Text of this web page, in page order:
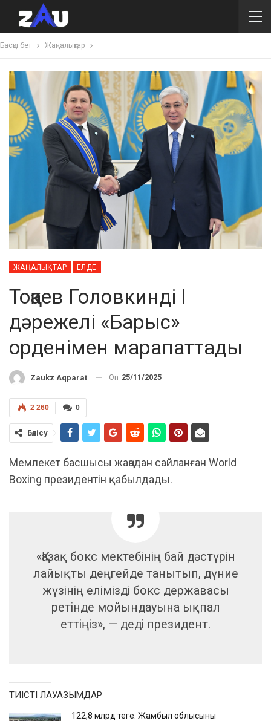
Басқы бет Жаңалықтар
ЖАҢАЛЫҚТАР ЕЛДЕ
Тоқаев Головкинді І
дәрежелі «Барыс»
орденімен марапаттады
Zaukz Aqparat On 25/11/2025
0
2 260
Бөлісу
Мемлекет басшысы жаңадан сайланған World
Boxing президентін қабылдады.
«Қазақ бокс мектебінің бай дәстүрін
лайықты деңгейде танытып, дүние
жүзінің елімізді бокс державасы
ретінде мойындауына ықпал
еттіңіз», — деді президент.
ТИІСТІ ЛАУАЗЫМДАР
122,8 млрд теңге: Жамбыл облысының